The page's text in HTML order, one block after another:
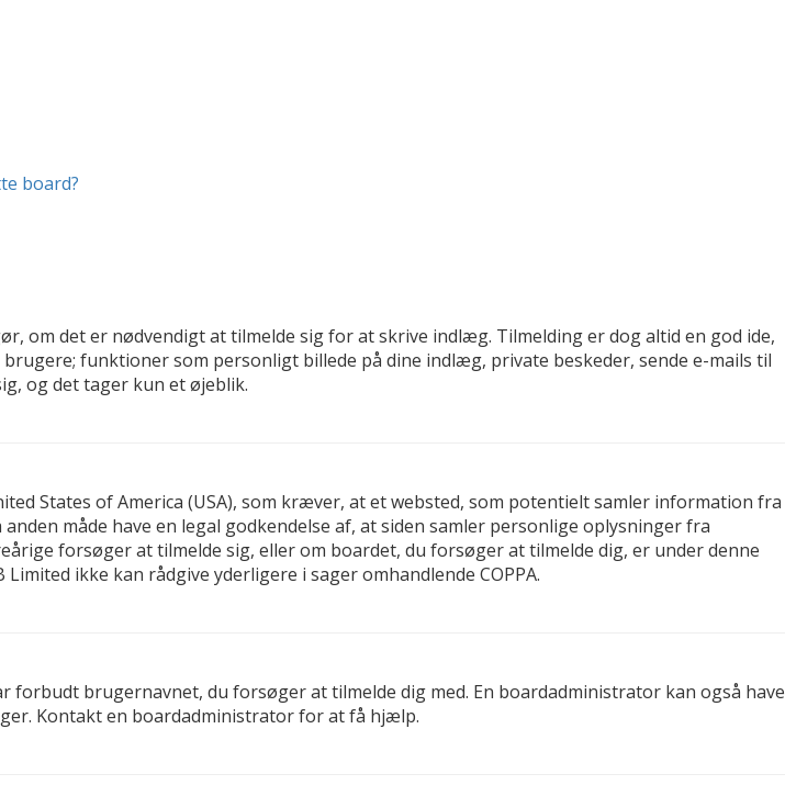
board?
om det er nødvendigt at tilmelde sig for at skrive indlæg. Tilmelding er dog altid en god ide,
funktioner som personligt billede på dine indlæg, private beskeder, sende e-mails til
og det tager kun et øjeblik.
States of America (USA), som kræver, at et websted, som potentielt samler information fra
måde have en legal godkendelse af, at siden samler personlige oplysninger fra
forsøger at tilmelde sig, eller om boardet, du forsøger at tilmelde dig, er under denne
ikke kan rådgive yderligere i sager omhandlende COPPA.
brugernavnet, du forsøger at tilmelde dig med. En boardadministrator kan også have
Kontakt en boardadministrator for at få hjælp.